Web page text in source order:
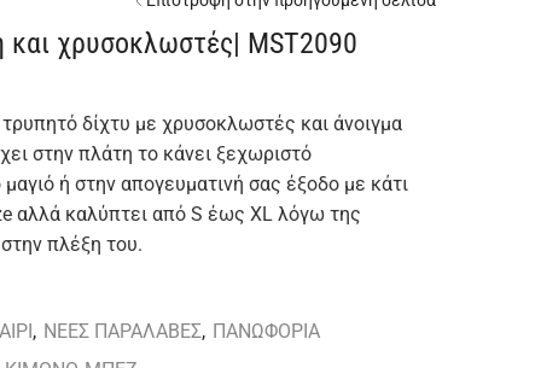
χρυσοκλωστές| MST2090
δίχτυ με χρυσοκλωστές και άνοιγμα
στην πλάτη το κάνει ξεχωριστό
ή στην απογευματινή σας έξοδο με κάτι
αλλά καλύπτει από S έως XL λόγω της
πλέξη του.
, ΝΕΕΣ ΠΑΡΑΛΑΒΕΣ, ΠΑΝΩΦΟΡΙΑ